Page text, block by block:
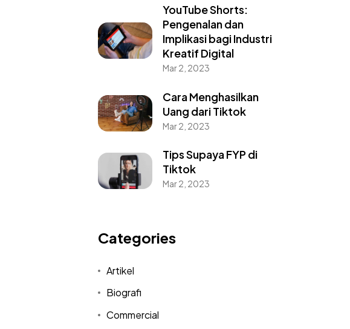
YouTube Shorts:
Pengenalan dan
Implikasi bagi Industri
Kreatif Digital
Mar 2, 2023
Cara Menghasilkan
Uang dari Tiktok
Mar 2, 2023
Tips Supaya FYP di
Tiktok
Mar 2, 2023
Categories
Artikel
Biografi
Commercial